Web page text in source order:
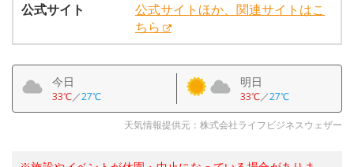
公式サイト
公式サイトほか、関連サイトはこ
ちら
今日
33℃／27℃
明日
33℃／27℃
天気情報提供元：株式会社ライフビジネスウェザー